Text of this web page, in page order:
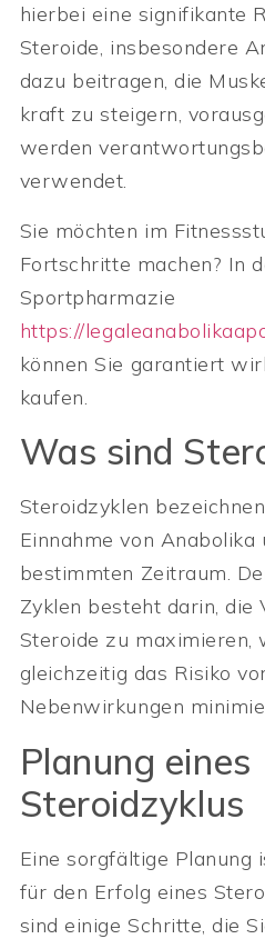
hierbei eine signifikante
Steroide, insbesondere
dazu beitragen, die
kraft zu steigern,
werden
verwendet.
Sie möchten im
Fortschritte machen? In
Sportpharmazie
https://
können Sie garantiert
kaufen.
Was sind
Steroidzyklen
Einnahme von Anabolika
bestimmten Zeitraum.
Zyklen besteht darin, die
Steroide zu maximieren,
gleichzeitig das Risiko
Nebenwirkungen
Planung eines
Steroidzyklus
Eine sorgfältige Planung
für den Erfolg eines
sind einige Schritte, die